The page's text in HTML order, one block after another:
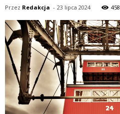
Przez Redakcja - 23 lipca 2024 458